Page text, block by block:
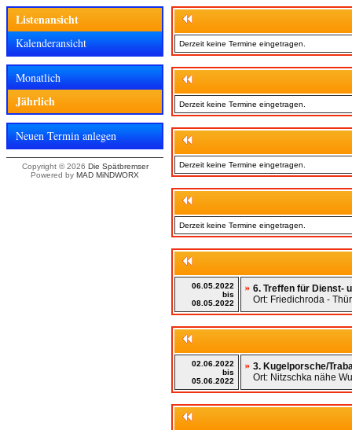
Listenansicht
Kalenderansicht
Monatlich
Jährlich
Neuen Termin anlegen
Copyright © 2026 Die Spätbremser
Powered by MAD MiNDWORX
Derzeit keine Termine eingetragen.
Derzeit keine Termine eingetragen.
Derzeit keine Termine eingetragen.
Derzeit keine Termine eingetragen.
06.05.2022
bis
08.05.2022
6. Treffen für Dienst-
Ort: Friedichroda -
02.06.2022
bis
05.06.2022
3. Kugelporsche/
Ort: Nitzschka nähe